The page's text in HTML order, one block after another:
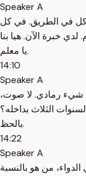
Speaker A
في الطريق. في كل
خبرة الآن. هيا بنا
يا معلم.
14:10
Speaker A
شيء رمادي. لا صوت،
الثلاث بداخله؟
بالحظ.
14:22
Speaker A
من هو بالنسبة